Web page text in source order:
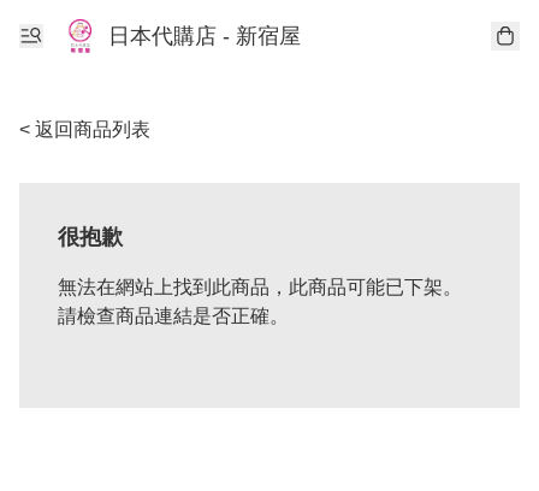
日本代購店 - 新宿屋
< 返回商品列表
很抱歉
無法在網站上找到此商品，此商品可能已下架。
請檢查商品連結是否正確。